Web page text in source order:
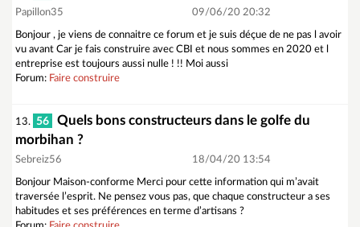
Papillon35 09/06/20 20:32
Bonjour , je viens de connaitre ce forum et je suis déçue de ne pas l avoir
vu avant Car je fais construire avec CBI et nous sommes en 2020 et l
entreprise est toujours aussi nulle ! !! Moi aussi
Forum: Faire construire
13. 56
Quels bons constructeurs dans le golfe du
morbihan ?
Sebreiz56 18/04/20 13:54
Bonjour Maison-conforme Merci pour cette information qui m’avait
traversée l’esprit. Ne pensez vous pas, que chaque constructeur a ses
habitudes et ses préférences en terme d’artisans ?